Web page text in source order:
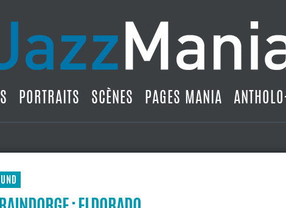
PORTRAITS SCÈNES PAGES MANIA